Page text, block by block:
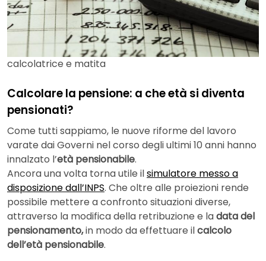
calcolatrice e matita
Calcolare la pensione: a che età si diventa
pensionati?
Come tutti sappiamo, le nuove riforme del lavoro
varate dai Governi nel corso degli ultimi 10 anni hanno
innalzato l’età pensionabile.
Ancora una volta torna utile ilsimulatore messo a
disposizione dall’INPS. Che oltre alle proiezioni rende
possibile mettere a confronto situazioni diverse,
attraverso la modifica della retribuzione e ladata del
pensionamento,in modo da effettuare ilcalcolo
dell’età pensionabile.